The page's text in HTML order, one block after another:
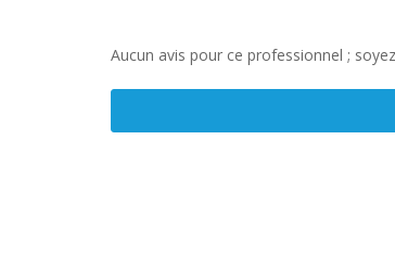
Aucun avis pour ce professionnel ;